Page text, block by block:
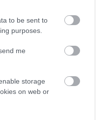
to be sent to
purposes.
me
storage
on web or